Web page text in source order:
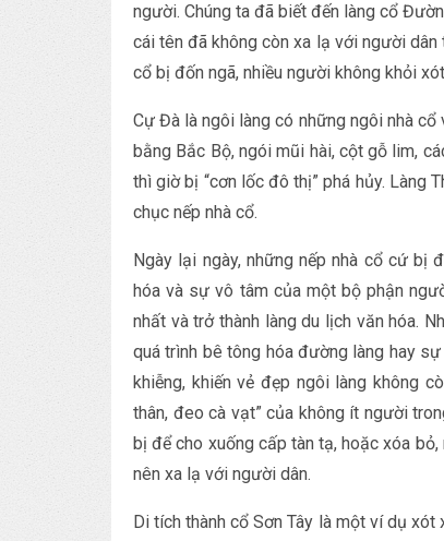
người. Chúng ta đã biết đến làng cổ
cái tên đã không còn xa lạ với người
cổ bị đốn ngã, nhiều người không khỏi
Cự Đà là ngôi làng có những ngôi nhà
bằng Bắc Bộ, ngói mũi hài, cột gỗ lim,
thì giờ bị “cơn lốc đô thị” phá hủy. Làng
chục nếp nhà cổ.
Ngày lại ngày, những nếp nhà cổ cứ bị
hóa và sự vô tâm của một bộ phận
nhất và trở thành làng du lịch văn hóa.
quá trình bê tông hóa đường làng hay
khiễng, khiến vẻ đẹp ngôi làng không
thân, đeo cà vạt” của không ít người
bị để cho xuống cấp tàn tạ, hoặc xóa
nên xa lạ với người dân.
Di tích thành cổ Sơn Tây là một ví dụ xót